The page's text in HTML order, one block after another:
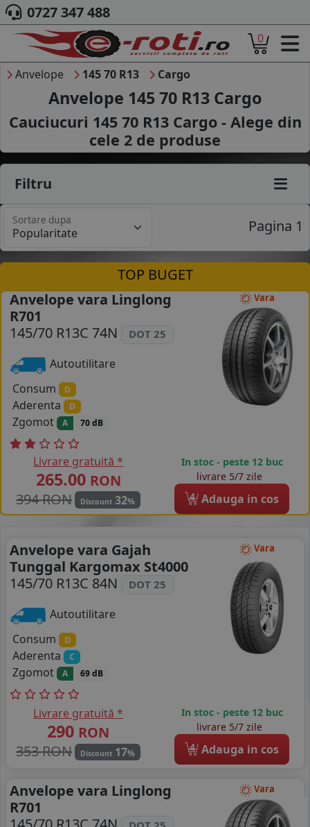
ACASA
DESPRE NOI
ANVELOPE
AUTO
CAMION
MOTO
AGROINDUSTRIALE
MARCA AUTO
B2B - COLABORARE COMPANII
CONTACT
COS (0 PRODUSE
0727 347 488
0
Anvelope 145 70 R13 Cargo
Anvelope 145 70 R13 Cargo
Cauciucuri 145 70 R13 Cargo - Alege din
cele 2 de produse
Filtru
Sortare dupa Pagina 1
TOP BUGET
Vara
Anvelope vara Linglong
R701
145/70 R13C 74N
DOT 25
Autoutilitare
Consum
D
Aderenta D
Zgomot A 70 dB
Livrare gratuită *
265.00 RON
394 RON
Discount 32%
In stoc - peste 12 buc
livrare 5/7 zile
4 Adauga in cos
Vara
Anvelope vara Gajah
Tunggal Kargomax St4000
145/70 R13C 84N
DOT 25
Autoutilitare
Consum
D
Aderenta C
Zgomot A 69 dB
Livrare gratuită *
290 RON
353 RON
Discount 17%
In stoc - peste 12 buc
livrare 5/7 zile
4 Adauga in cos
Vara
Anvelope vara Linglong
R701